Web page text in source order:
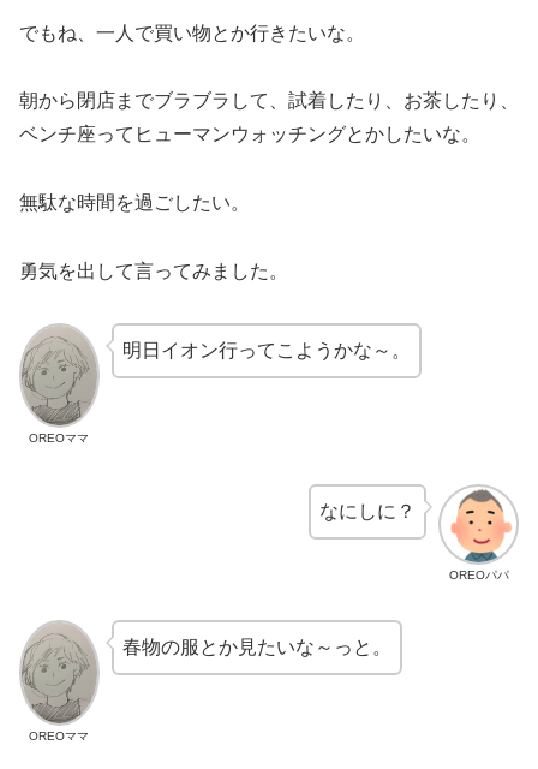
でもね、一人で買い物とか行きたいな。
朝から閉店までブラブラして、試着したり、お茶したり、
ベンチ座ってヒューマンウォッチングとかしたいな。
無駄な時間を過ごしたい。
勇気を出して言ってみました。
OREOママ
明日イオン行ってこようかな～。
OREOパパ
なにしに？
OREOママ
春物の服とか見たいな～っと。